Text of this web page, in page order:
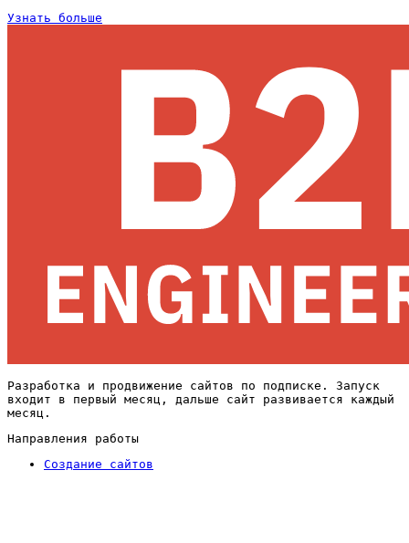
Узнать больше
Разработка и продвижение сайтов по подписке. Запуск
входит в первый месяц, дальше сайт развивается каждый
месяц.
Направления работы
Создание сайтов